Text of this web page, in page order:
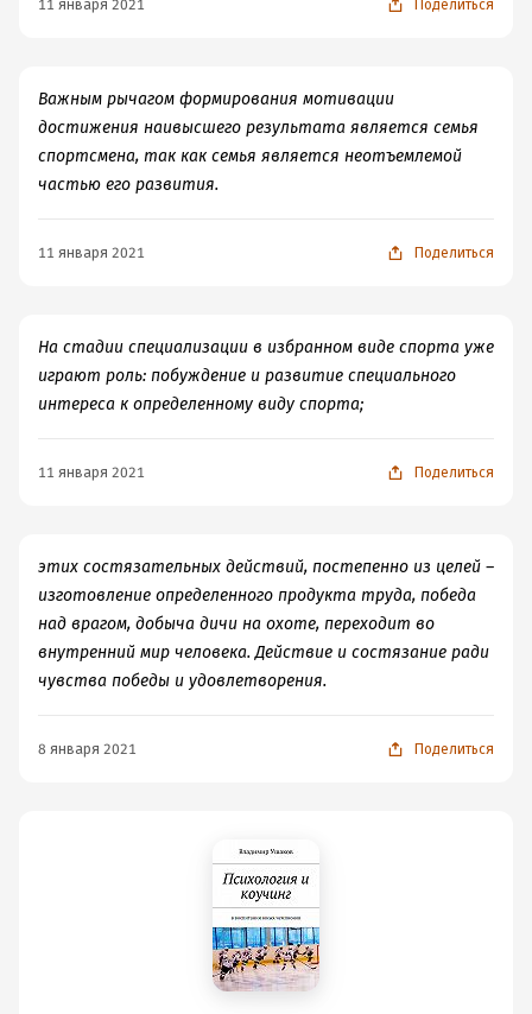
11 января 2021 Поделиться
Важным рычагом формирования мотивации
достижения наивысшего результата является семья
спортсмена, так как семья является неотъемлемой
частью его развития.
11 января 2021 Поделиться
На стадии специализации в избранном виде спорта уже
играют роль: побуждение и развитие специального
интереса к определенному виду спорта;
11 января 2021 Поделиться
этих состязательных действий, постепенно из целей –
изготовление определенного продукта труда, победа
над врагом, добыча дичи на охоте, переходит во
внутренний мир человека. Действие и состязание ради
чувства победы и удовлетворения.
8 января 2021 Поделиться